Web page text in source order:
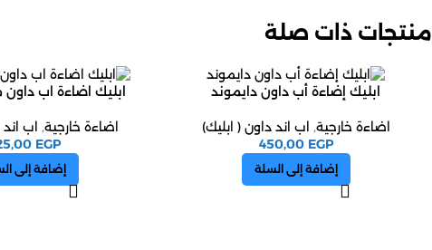
منتجات ذات صلة
ابليك إضاءة أب داون دايموند
اضاءة خارجية, اب اند داون ( ابليك)
450,00 EGP
إضافة إلى السلة
ابليك اضاءة اب
اضاءة خارجية, اب اند
EGP
إضافة إلى